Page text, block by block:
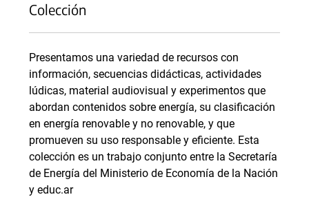
Colección
Presentamos una variedad de recursos con
información, secuencias didácticas, actividades
lúdicas, material audiovisual y experimentos que
abordan contenidos sobre energía, su clasificación
en energía renovable y no renovable, y que
promueven su uso responsable y eficiente. Esta
colección es un trabajo conjunto entre la Secretaría
de Energía del Ministerio de Economía de la Nación
y educ.ar